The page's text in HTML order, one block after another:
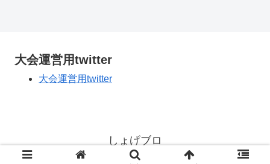
大会運営用twitter
大会運営用twitter
しょげブロ
© 2018 しょげブロ.